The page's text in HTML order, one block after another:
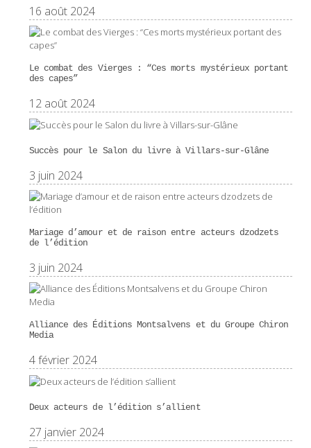
16 août 2024
Le combat des Vierges : “Ces morts mystérieux portant
des capes”
12 août 2024
Succès pour le Salon du livre à Villars-sur-Glâne
3 juin 2024
Mariage d’amour et de raison entre acteurs dzodzets
de l’édition
3 juin 2024
Alliance des Éditions Montsalvens et du Groupe Chiron
Media
4 février 2024
Deux acteurs de l’édition s’allient
27 janvier 2024